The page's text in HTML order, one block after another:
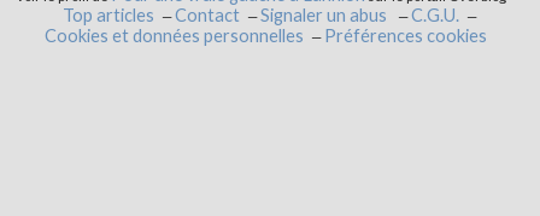
Top articles Contact Signaler un abus
C.G.U.
Cookies et données personnelles
Préférences cookies